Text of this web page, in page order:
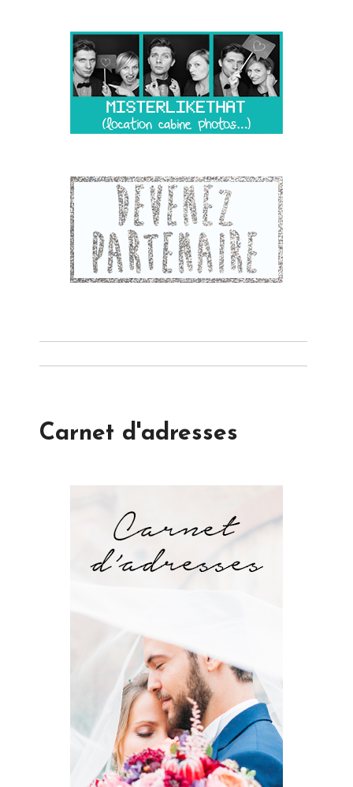
Carnet d'adresses